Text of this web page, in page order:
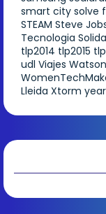
smart city solve
STEAM Steve
Tecnologia
tlp2014 tlp2015
udl Viajes Watson
Lleida Xtorm